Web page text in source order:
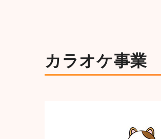
カラオケ事業